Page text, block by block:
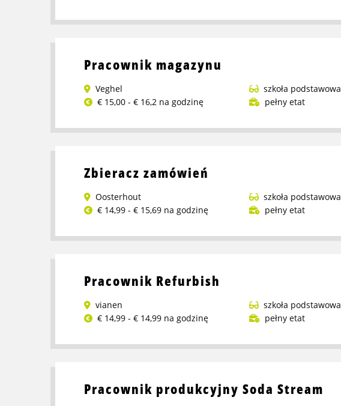
więcej
produkcyjny
praca
na
Pracownik magazynu
Veghel
szkoła podstawowa
€ 15,00 - € 16,2 na godzinę
pełny etat
więcej
magazynu
Zbieracz zamówień
Oosterhout szkoła podstawowa
€ 14,99 - € 15,69 na godzinę
pełny etat
więcej
zamówień
Pracownik Refurbish
vianen szkoła podstawowa
€ 14,99 - € 14,99 na godzinę
pełny etat
więcej
Refurbish
Pracownik produkcyjny Soda Stream